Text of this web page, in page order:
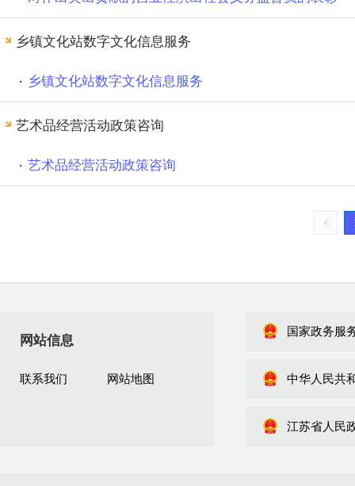
乡镇文化站数字文化信息服务
乡镇文化站数字文化信息服务
艺术品经营活动政策咨询
艺术品经营活动政策咨询
<
网站信息
联系我们 网站地图
国家政务服
中华人民共
江苏省人民